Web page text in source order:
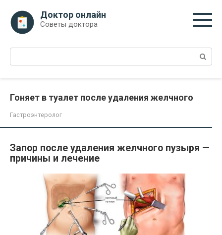
контенту
Доктор онлайн
Советы доктора
Поиск:
Гоняет в туалет после удаления желчного
Гастроэнтеролог
Запор после удаления желчного пузыря —
причины и лечение